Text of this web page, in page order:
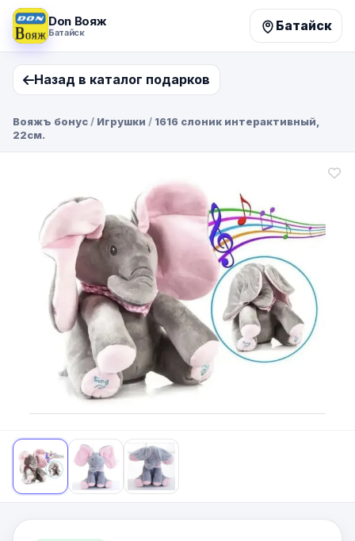
Don Вояж
Батайск Батайск
Назад в каталог подарков
Вояжъ бонус / Игрушки / 1616 слоник интерактивный,
22см.